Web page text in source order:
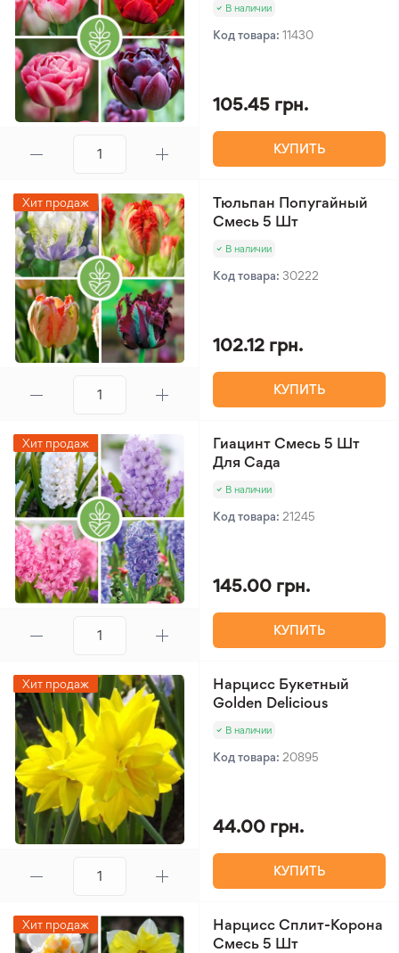
В наличии
Код товара: 11430
105.45 грн.
КУПИТЬ
Хит продаж
Тюльпан Попугайный
Смесь 5 Шт
В наличии
Код товара: 30222
102.12 грн.
КУПИТЬ
Хит продаж
Гиацинт Смесь 5 Шт
Для Сада
В наличии
Код товара: 21245
145.00 грн.
КУПИТЬ
Хит продаж
Нарцисс Букетный
Golden Delicious
В наличии
Код товара: 20895
44.00 грн.
КУПИТЬ
Хит продаж
Нарцисс Сплит-Корона
Смесь 5 Шт